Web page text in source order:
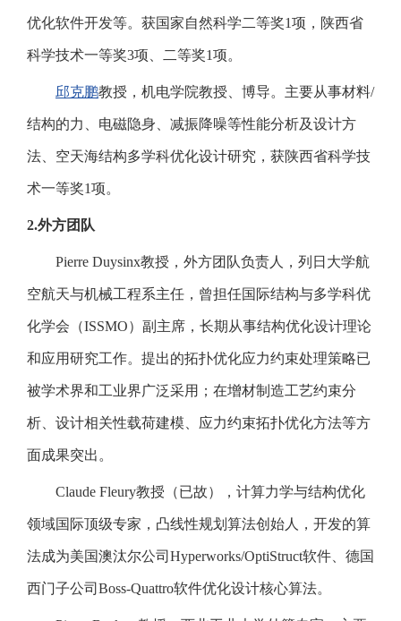
优化软件开发等。获国家自然科学二等奖1项，陕西省
科学技术一等奖3项、二等奖1项。
邱克鹏教授，机电学院教授、博导。主要从事材料/
结构的力、电磁隐身、减振降噪等性能分析及设计方
法、空天海结构多学科优化设计研究，获陕西省科学技
术一等奖1项。
2.外方团队
Pierre Duysinx教授，外方团队负责人，列日大学航
空航天与机械工程系主任，曾担任国际结构与多学科优
化学会（ISSMO）副主席，长期从事结构优化设计理论
和应用研究工作。提出的拓扑优化应力约束处理策略已
被学术界和工业界广泛采用；在增材制造工艺约束分
析、设计相关性载荷建模、应力约束拓扑优化方法等方
面成果突出。
Claude Fleury教授（已故），计算力学与结构优化
领域国际顶级专家，凸线性规划算法创始人，开发的算
法成为美国澳汰尔公司Hyperworks/OptiStruct软件、德国
西门子公司Boss-Quattro软件优化设计核心算法。